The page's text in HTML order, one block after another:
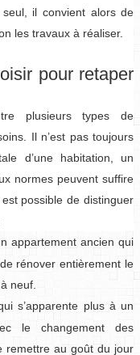
il convient alors de
les travaux à réaliser.
pour retaper
plusieurs types de
Il n’est pas toujours
d’une habitation, un
normes peuvent suffire
possible de distinguer
appartement ancien qui
rénover entièrement le
neuf.
s’apparente plus à un
le changement des
remettre au goût du jour